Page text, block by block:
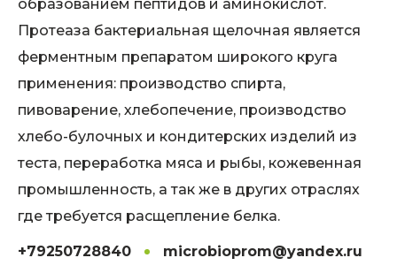
образованием пептидов и аминокислот.
Протеаза бактериальная щелочная является
ферментным препаратом широкого круга
применения: производство спирта,
пивоварение, хлебопечение, производство
хлебо-булочных и кондитерских изделий из
теста, переработка мяса и рыбы, кожевенная
промышленность, а так же в других отраслях
где требуется расщепление белка.
+79250728840 microbioprom@yandex.ru